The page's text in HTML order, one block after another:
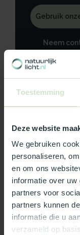
Toestemming
Deze website
We gebruiken
personaliseren,
en om ons
informatie over
partners voor
partners kunnen
informatie die u
verzameld op
Gebruik
Neem
Specificaties
Reviews
Wat ons écht
Officieel Skylux